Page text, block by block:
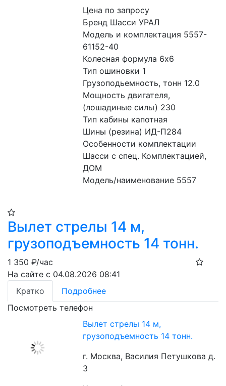
Цена по запросу
Бренд Шасси УРАЛ
Модель и комплектация 5557-
61152-40
Колесная формула 6x6
Тип ошиновки 1
Грузоподьемность, тонн 12.0
Мощность двигателя,
(лошадиные силы) 230
Тип кабины капотная
Шины (резина) ИД-П284
Особенности комплектации
Шасси с спец. Комплектацией,
ДОМ
Модель/наименование 5557
Вылет стрелы 14 м,
грузоподъемность 14 тонн.
1 350 ₽/час
На сайте с 04.08.2026 08:41
Кратко
Подробнее
Посмотреть телефон
Вылет стрелы 14 м,
грузоподъемность 14 тонн.
г. Москва, Василия Петушкова д.
3